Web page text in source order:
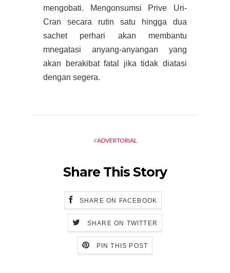
mengobati. Mengonsumsi Prive Uri-
Cran secara rutin satu hingga dua
sachet perhari akan membantu
mnegatasi anyang-anyangan yang
akan berakibat fatal jika tidak diatasi
dengan segera.
#ADVERTORIAL
Share This Story
SHARE ON FACEBOOK
SHARE ON TWITTER
PIN THIS POST